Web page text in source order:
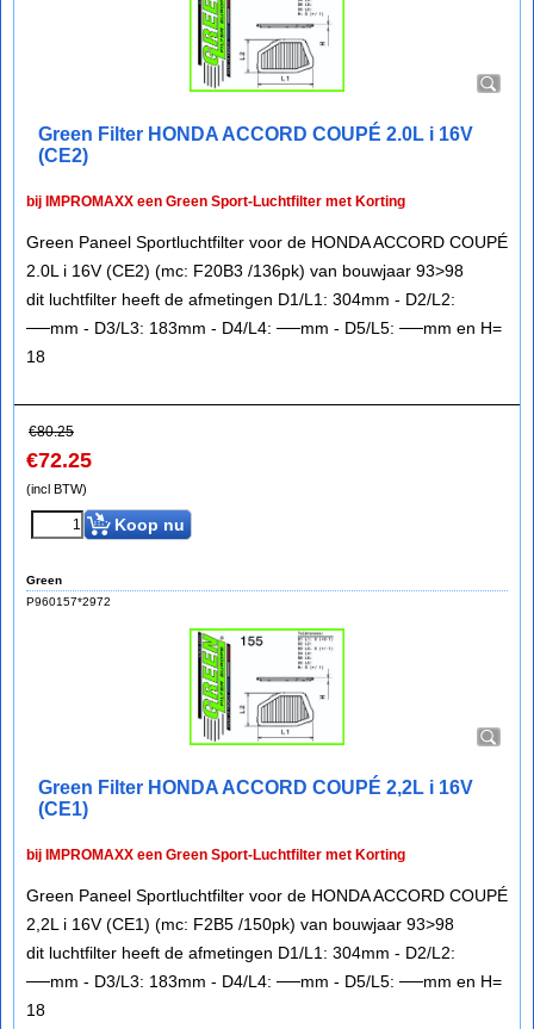
Green Filter HONDA ACCORD COUPÉ 2.0L i 16V
(CE2)
bij IMPROMAXX een Green Sport-Luchtfilter met Korting
Green Paneel Sportluchtfilter voor de HONDA ACCORD COUPÉ
2.0L i 16V (CE2) (mc: F20B3 /136pk) van bouwjaar 93>98
dit luchtfilter heeft de afmetingen D1/L1: 304mm - D2/L2:
──mm - D3/L3: 183mm - D4/L4: ──mm - D5/L5: ──mm en H=
18
€80.25
€72.25
(incl BTW)
Koop nu
Green
P960157*2972
Green Filter HONDA ACCORD COUPÉ 2,2L i 16V
(CE1)
bij IMPROMAXX een Green Sport-Luchtfilter met Korting
Green Paneel Sportluchtfilter voor de HONDA ACCORD COUPÉ
2,2L i 16V (CE1) (mc: F2B5 /150pk) van bouwjaar 93>98
dit luchtfilter heeft de afmetingen D1/L1: 304mm - D2/L2:
──mm - D3/L3: 183mm - D4/L4: ──mm - D5/L5: ──mm en H=
18